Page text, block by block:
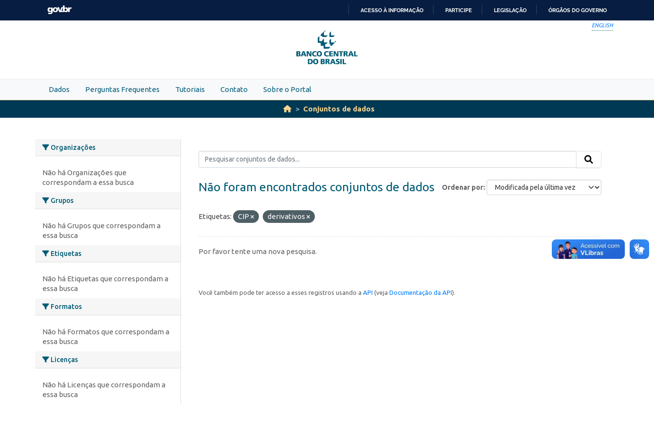
Skip to main content
PARA
O
CONTEÚDO
ACESSO À INFORMAÇÃO PARTICIPE LEGISLAÇÃO ÓRGÃOS DO GOVERNO
ENGLISH
Dados Perguntas Frequentes Tutoriais Contato Sobre o Portal
Conjuntos de dados
Organizações
Não há Organizações que
correspondam a essa busca
Grupos
Não há Grupos que correspondam a
essa busca
Etiquetas
Não há Etiquetas que correspondam a
essa busca
Formatos
Não há Formatos que correspondam a
essa busca
Licenças
Não há Licenças que correspondam a
essa busca
Ordenar por
Não foram encontrados conjuntos de dados
Etiquetas: CIP derivativos
Por favor tente uma nova pesquisa.
Você também pode ter acesso a esses registros usando a API (veja Documentação da API).